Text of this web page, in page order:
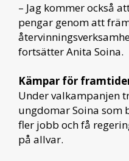
– Jag kommer också
pengar genom att
fortsätter Anita Soina.
Kämpar för
Under valkampanjen
ungdomar Soina som
fler jobb och få
på allvar.